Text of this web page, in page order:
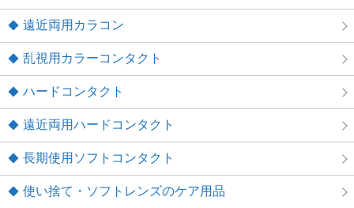
遠近両用カラコン
乱視用カラーコンタクト
ハードコンタクト
遠近両用ハードコンタクト
長期使用ソフトコンタクト
使い捨て・ソフトレンズのケア用品